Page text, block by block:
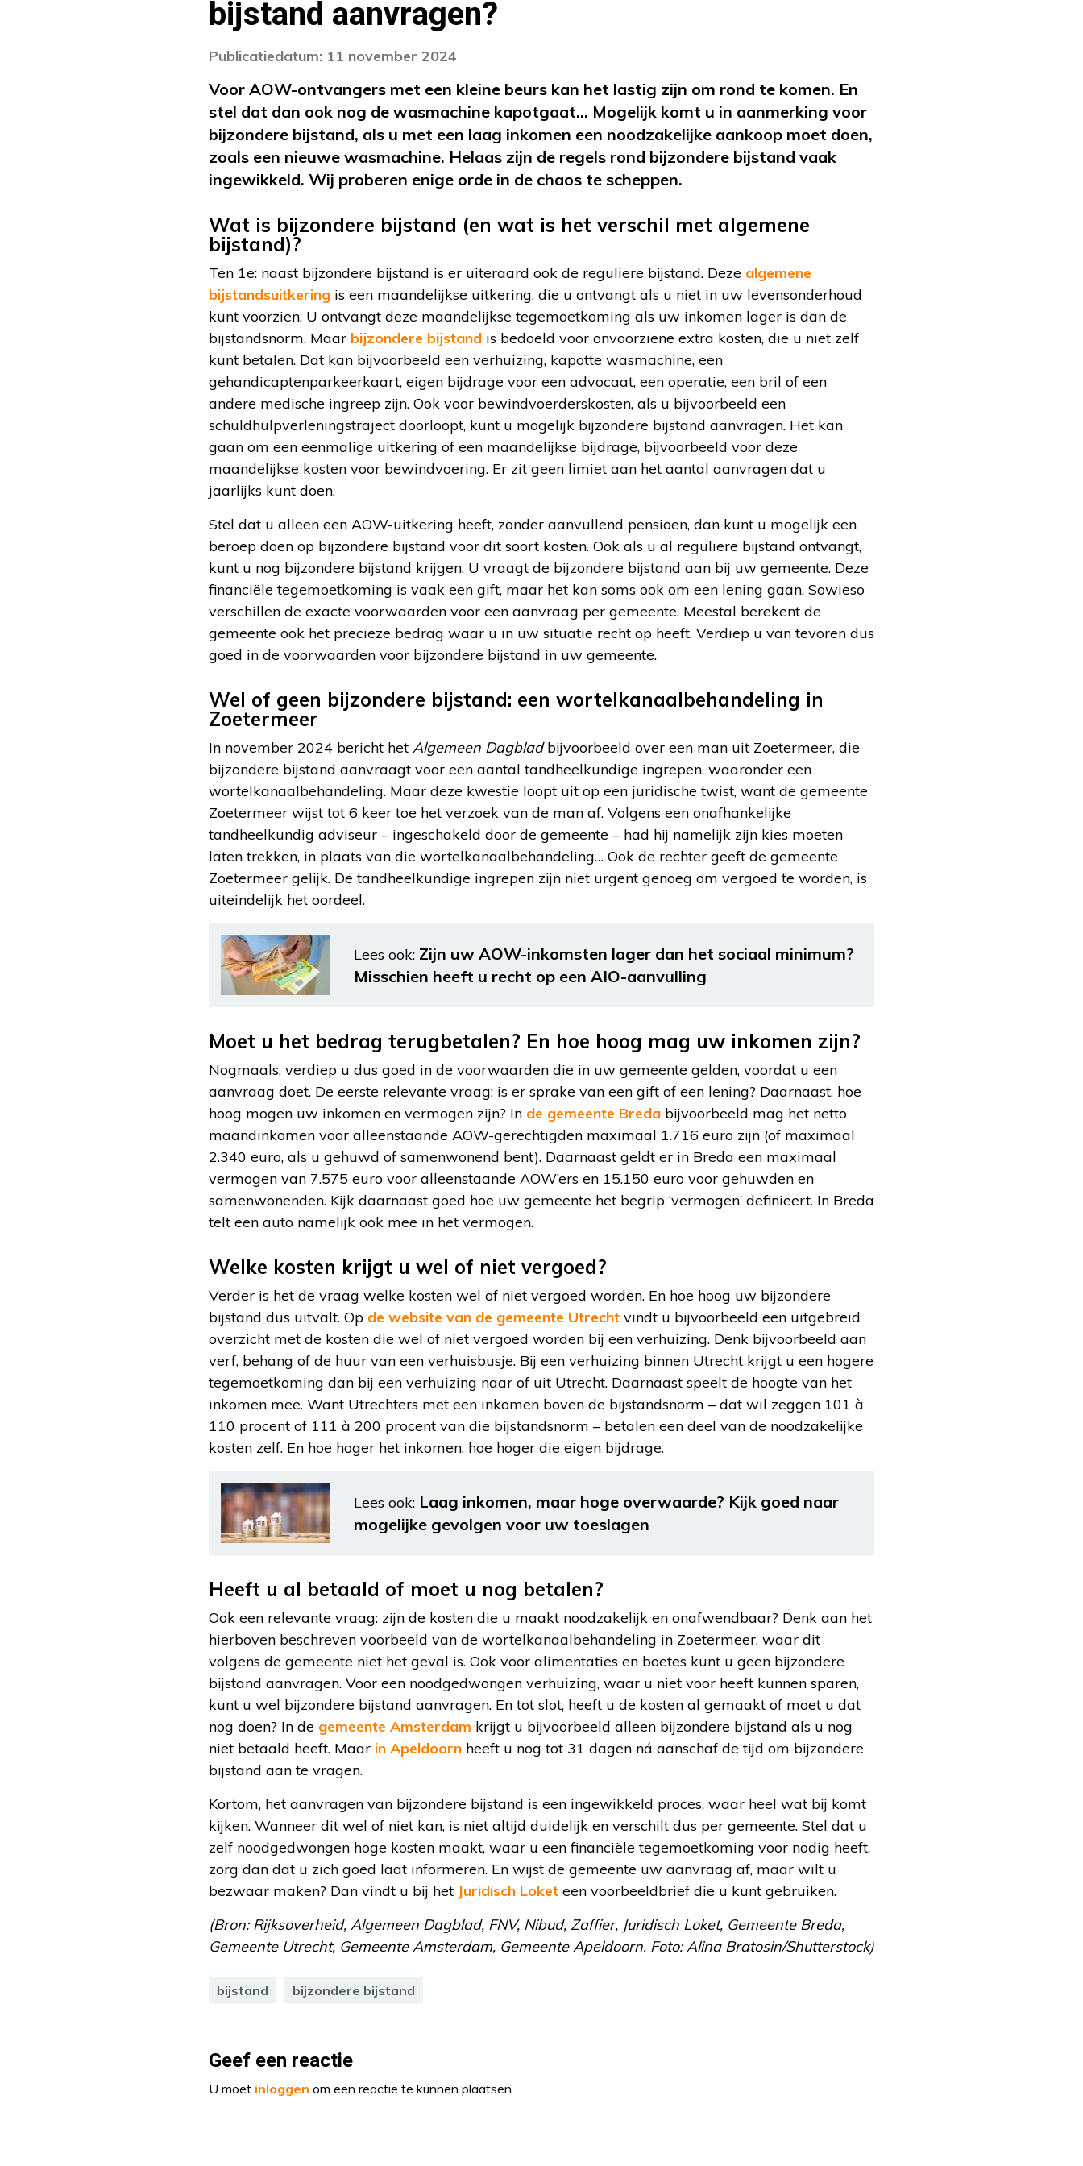
bijstand aanvragen?
Publicatiedatum: 11 november 2024
Voor AOW-ontvangers met een kleine beurs kan het lastig zijn om rond te komen. En
stel dat dan ook nog de wasmachine kapotgaat… Mogelijk komt u in aanmerking voor
bijzondere bijstand, als u met een laag inkomen een noodzakelijke aankoop moet doen,
zoals een nieuwe wasmachine. Helaas zijn de regels rond bijzondere bijstand vaak
ingewikkeld. Wij proberen enige orde in de chaos te scheppen.
Wat is bijzondere bijstand (en wat is het verschil met algemene
bijstand)?
Ten 1e: naast bijzondere bijstand is er uiteraard ook de reguliere bijstand. Deze algemene
bijstandsuitkering is een maandelijkse uitkering, die u ontvangt als u niet in uw levensonderhoud
kunt voorzien. U ontvangt deze maandelijkse tegemoetkoming als uw inkomen lager is dan de
bijstandsnorm. Maar bijzondere bijstand is bedoeld voor onvoorziene extra kosten, die u niet zelf
kunt betalen. Dat kan bijvoorbeeld een verhuizing, kapotte wasmachine, een
gehandicaptenparkeerkaart, eigen bijdrage voor een advocaat, een operatie, een bril of een
andere medische ingreep zijn. Ook voor bewindvoerderskosten, als u bijvoorbeeld een
schuldhulpverleningstraject doorloopt, kunt u mogelijk bijzondere bijstand aanvragen. Het kan
gaan om een eenmalige uitkering of een maandelijkse bijdrage, bijvoorbeeld voor deze
maandelijkse kosten voor bewindvoering. Er zit geen limiet aan het aantal aanvragen dat u
jaarlijks kunt doen.
Stel dat u alleen een AOW-uitkering heeft, zonder aanvullend pensioen, dan kunt u mogelijk een
beroep doen op bijzondere bijstand voor dit soort kosten. Ook als u al reguliere bijstand ontvangt,
kunt u nog bijzondere bijstand krijgen. U vraagt de bijzondere bijstand aan bij uw gemeente. Deze
financiële tegemoetkoming is vaak een gift, maar het kan soms ook om een lening gaan. Sowieso
verschillen de exacte voorwaarden voor een aanvraag per gemeente. Meestal berekent de
gemeente ook het precieze bedrag waar u in uw situatie recht op heeft. Verdiep u van tevoren dus
goed in de voorwaarden voor bijzondere bijstand in uw gemeente.
Wel of geen bijzondere bijstand: een wortelkanaalbehandeling in
Zoetermeer
In november 2024 bericht het Algemeen Dagbladbijvoorbeeld over een man uit Zoetermeer, die
bijzondere bijstand aanvraagt voor een aantal tandheelkundige ingrepen, waaronder een
wortelkanaalbehandeling. Maar deze kwestie loopt uit op een juridische twist, want de gemeente
Zoetermeer wijst tot 6 keer toe het verzoek van de man af. Volgens een onafhankelijke
tandheelkundig adviseur – ingeschakeld door de gemeente – had hij namelijk zijn kies moeten
laten trekken, in plaats van die wortelkanaalbehandeling… Ook de rechter geeft de gemeente
Zoetermeer gelijk. De tandheelkundige ingrepen zijn niet urgent genoeg om vergoed te worden, is
uiteindelijk het oordeel.
Lees ook: Zijn uw AOW-inkomsten lager dan het sociaal minimum?
Misschien heeft u recht op een AIO-aanvulling
Moet u het bedrag terugbetalen? En hoe hoog mag uw inkomen zijn?
Nogmaals, verdiep u dus goed in de voorwaarden die in uw gemeente gelden, voordat u een
aanvraag doet. De eerste relevante vraag: is er sprake van een gift of een lening? Daarnaast, hoe
hoog mogen uw inkomen en vermogen zijn? In de gemeente Breda bijvoorbeeld mag het netto
maandinkomen voor alleenstaande AOW-gerechtigden maximaal 1.716 euro zijn (of maximaal
2.340 euro, als u gehuwd of samenwonend bent). Daarnaast geldt er in Breda een maximaal
vermogen van 7.575 euro voor alleenstaande AOW’ers en 15.150 euro voor gehuwden en
samenwonenden. Kijk daarnaast goed hoe uw gemeente het begrip ‘vermogen’ definieert. In Breda
telt een auto namelijk ook mee in het vermogen.
Welke kosten krijgt u wel of niet vergoed?
Verder is het de vraag welke kosten wel of niet vergoed worden. En hoe hoog uw bijzondere
bijstand dus uitvalt. Op de website van de gemeente Utrecht vindt u bijvoorbeeld een uitgebreid
overzicht met de kosten die wel of niet vergoed worden bij een verhuizing. Denk bijvoorbeeld aan
verf, behang of de huur van een verhuisbusje. Bij een verhuizing binnen Utrecht krijgt u een hogere
tegemoetkoming dan bij een verhuizing naar of uit Utrecht. Daarnaast speelt de hoogte van het
inkomen mee. Want Utrechters met een inkomen boven de bijstandsnorm – dat wil zeggen 101 à
110 procent of 111 à 200 procent van die bijstandsnorm – betalen een deel van de noodzakelijke
kosten zelf. En hoe hoger het inkomen, hoe hoger die eigen bijdrage.
Lees ook: Laag inkomen, maar hoge overwaarde? Kijk goed naar
mogelijke gevolgen voor uw toeslagen
Heeft u al betaald of moet u nog betalen?
Ook een relevante vraag: zijn de kosten die u maakt noodzakelijk en onafwendbaar? Denk aan het
hierboven beschreven voorbeeld van de wortelkanaalbehandeling in Zoetermeer, waar dit
volgens de gemeente niet het geval is. Ook voor alimentaties en boetes kunt u geen bijzondere
bijstand aanvragen. Voor een noodgedwongen verhuizing, waar u niet voor heeft kunnen sparen,
kunt u wel bijzondere bijstand aanvragen. En tot slot, heeft u de kosten al gemaakt of moet u dat
nog doen? In de gemeente Amsterdam krijgt u bijvoorbeeld alleen bijzondere bijstand als u nog
niet betaald heeft. Maar in Apeldoorn heeft u nog tot 31 dagen ná aanschaf de tijd om bijzondere
bijstand aan te vragen.
Kortom, het aanvragen van bijzondere bijstand is een ingewikkeld proces, waar heel wat bij komt
kijken. Wanneer dit wel of niet kan, is niet altijd duidelijk en verschilt dus per gemeente. Stel dat u
zelf noodgedwongen hoge kosten maakt, waar u een financiële tegemoetkoming voor nodig heeft,
zorg dan dat u zich goed laat informeren. En wijst de gemeente uw aanvraag af, maar wilt u
bezwaar maken? Dan vindt u bij het Juridisch Loket een voorbeeldbrief die u kunt gebruiken.
(Bron: Rijksoverheid, Algemeen Dagblad, FNV, Nibud, Zaffier, Juridisch Loket, Gemeente Breda,
Gemeente Utrecht, Gemeente Amsterdam, Gemeente Apeldoorn. Foto:Alina Bratosin/Shutterstock)
bijstand bijzondere bijstand
Geef een reactie
U moet inloggen om een reactie te kunnen plaatsen.